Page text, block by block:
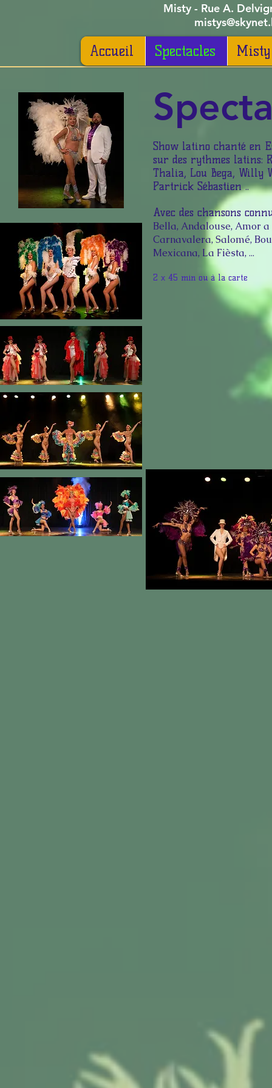
Misty - Rue A.
Accueil Spectacles Misty
Show latino chanté en
sur des rythmes latins:
Thalia, Lou Bega, Willy
Partrick Sébastien ..
Avec des chansons
Bella, Andalouse,Amor
Carnavalera,Salomé,
Mexicana, La Fièsta,...
2 x 45 min ou à la carte